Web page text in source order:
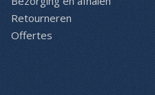
Retourneren
Offertes